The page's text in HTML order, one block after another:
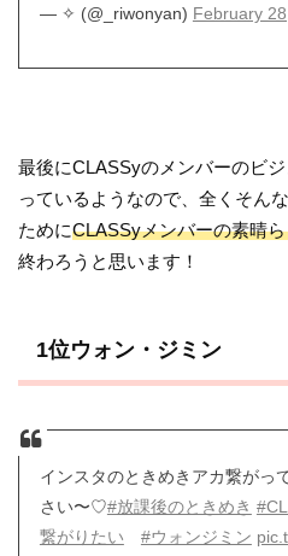
— ✧ (@_riwonyan) February
最後にCLASSyのメンバーのビ
っているようなので、全くそん
ためにCLASSyメンバーの素晴
終わろうと思います！
1位ウォン・ジミン
インスタのときめきアカ繋がっ
さい〜♡#放課後のときめき
繋がりたい
#ウォンジミン